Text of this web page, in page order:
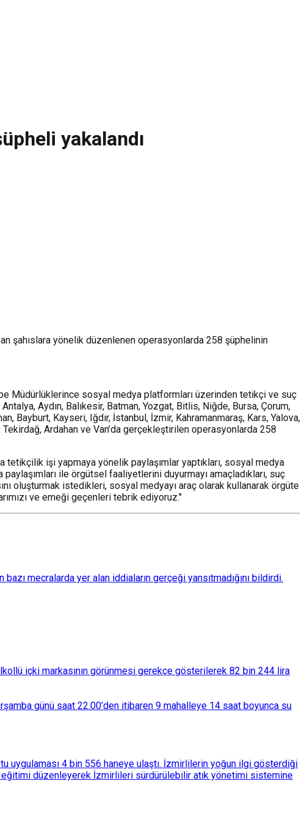
yakalandı
şahıslara yönelik düzenlenen operasyonlarda 258 şüphelinin
Müdürlüklerince sosyal medya platformları üzerinden tetikçi ve suç
Aydın, Balıkesir, Batman, Yozgat, Bitlis, Niğde, Bursa, Çorum,
Bayburt, Kayseri, Iğdır, İstanbul, İzmir, Kahramanmaraş, Kars, Yalova,
Ardahan ve Van’da gerçekleştirilen operasyonlarda 258
tetikçilik işi yapmaya yönelik paylaşımlar yaptıkları, sosyal medya
ile örgütsel faaliyetlerini duyurmayı amaçladıkları, suç
oluşturmak istedikleri, sosyal medyayı araç olarak kullanarak örgüte
ve emeği geçenleri tebrik ediyoruz."
bazı mecralarda yer alan iddiaların gerçeği yansıtmadığını bildirdi.
içki markasının görünmesi gerekçe gösterilerek 82 bin 244 lira
günü saat 22.00’den itibaren 9 mahalleye 14 saat boyunca su
uygulaması 4 bin 556 haneye ulaştı. İzmirlilerin yoğun ilgi gösterdiği
eğitimi düzenleyerek İzmirlileri sürdürülebilir atık yönetimi sistemine